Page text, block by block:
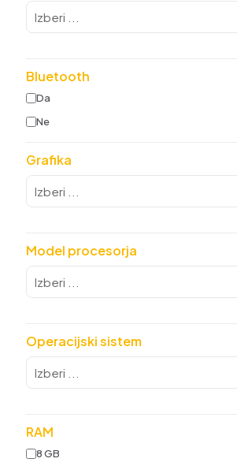
Bluetooth
Da
Ne
Grafika
Model procesorja
Operacijski sistem
RAM
8 GB